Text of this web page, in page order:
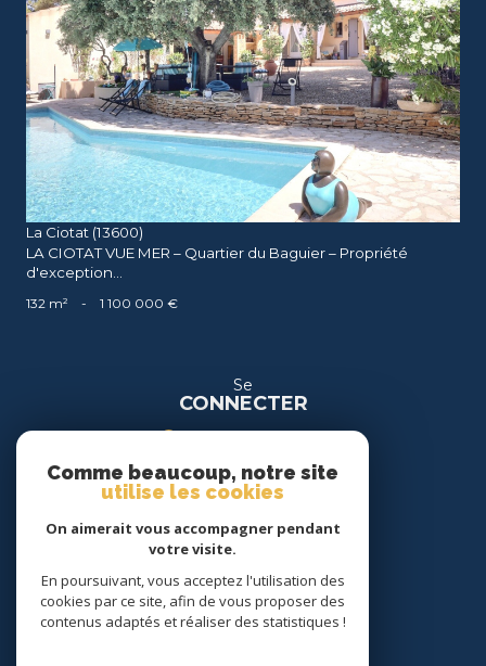
voir le bien
La Ciotat (13600)
LA CIOTAT VUE MER – Quartier du Baguier – Propriété
d'exception...
132 m² - 1 100 000 €
Se
CONNECTER
espace location
Nous
SUIVRE
Comme beaucoup, notre site
utilise les cookies
On aimerait vous accompagner pendant
votre visite.
En poursuivant, vous acceptez l'utilisation des
cookies par ce site, afin de vous proposer des
contenus adaptés et réaliser des statistiques !